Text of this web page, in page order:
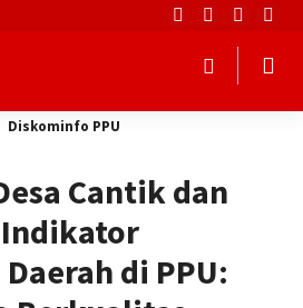
Diskominfo PPU
Cantik dan
di PPU: